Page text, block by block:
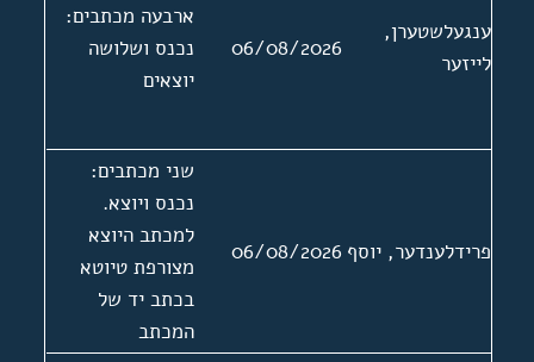
ושתי המלצות של
י קערש 13.3.1974
ויצחק
21.3.1974.
ענגעלשטערן,
לייזער
06/08/2026
ארבעה מכתבים:
נכנס ושלושה
יוצאים
פרידלענדער, יוסף 06/08/2026
שני מכתבים:
נכנס ויוצא.
למכתב היוצא
מצורפת טיוטא
בכתב יד של
המכתב